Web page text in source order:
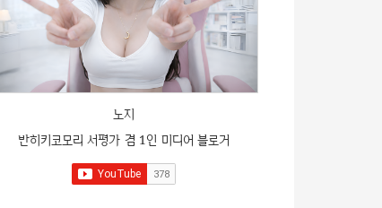
노지
반히키코모리 서평가 겸 1인 미디어 블로거